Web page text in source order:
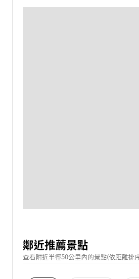
鄰近推薦景點
查看附近半徑50公里內的景點(依距離排